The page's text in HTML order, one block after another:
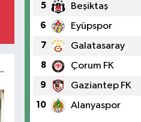
5 Beşiktaş
6 Eyüpspor
7 Galatasaray
8 Çorum FK
9 Gaziantep FK
10 Alanyaspor